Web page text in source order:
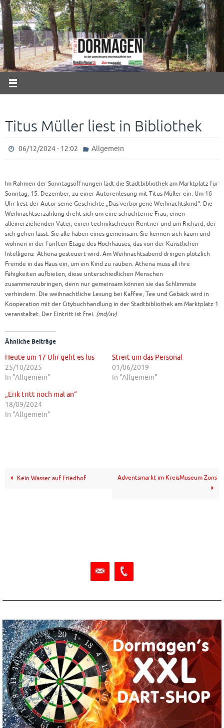
Zum
Inhalt
springen
Titus Müller liest in Bibliothek
06/12/2024 - 12:02 Allgemein
Im Rahmen der Sonntagsöffnungen lädt die Stadtbibliothek am Marktplatz für
Sonntag, 15. Dezember, zu einer Autorenlesung mit Titus Müller ein. Um 16
Uhr liest der Autor seine Geschichte „Das verborgene Weihnachtskind“. Die
Weihnachtserzählung dreht sich um eine schüchterne Frau, einen
alleinerziehenden Vater, einen technikscheuen Rentner und um Richard, der
sich gehen lässt. Sie alle haben eines gemeinsam: Sie kennen sich kaum und
wohnen in der fünften Etage des Hochhauses, das von der Künstlichen
Intelligenz Athena gesteuert wird. Am Weihnachtsabend dringen plötzlich
Fremde in das Haus ein, um ein Kind zu rauben. Athena muss all ihre
Fähigkeiten aufbieten, diese unterschiedlichen Menschen
zusammenzubringen, denn nur gemeinsam können sie das Schlimmste
verhindern. Die weihnachtliche Lesung bei Kaffee, Tee und Gebäck wird in
Kooperation mit der Citybuchhandlung in der Stadtbibliothek am Marktplatz 1
veranstaltet. Der Eintritt ist frei. (md/av)
Ähnliche Beiträge
Heute um 17 Uhr geht es los
25/10/2025
In "Allgemein"
Streit um das Personal
01/06/2019
In "Allgemein"
„Erik tritt noch mal an“
18/09/2024
In "Allgemein"
Kein Wasser auf Friedhof Adventsmarkt im KreisMuseum Zons